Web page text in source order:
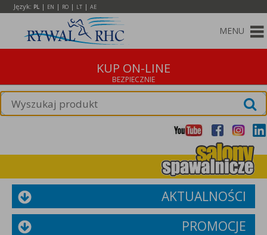
Język: PL | EN | RO | LT | AE
MENU
KUP ON-LINE
AKTUALNOŚCI
PROMOCJE